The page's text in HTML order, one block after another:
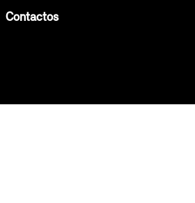
Contactos